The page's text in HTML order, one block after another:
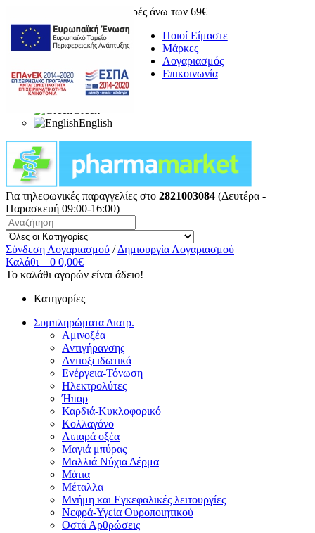
Δωρεάν μεταφορικά για αγορές άνω των 69€
Ποιοί Είμαστε
Μάρκες
Λογαριασμός
Επικοινωνία
Greek
English
Για τηλεφωνικές παραγγελίες στο 2821003084 (Δευτέρα -
Παρασκευή 09:00-16:00)
Σύνδεση Λογαριασμού / Δημιουργία Λογαριασμού
Καλάθι
0 0,00€
Το καλάθι αγορών είναι άδειο!
Κατηγορίες
Συμπληρώματα Διατρ.
Αμινοξέα
Αντιγήρανσης
Αντιοξειδωτικά
Ενέργεια-Τόνωση
Ηλεκτρολύτες
Ήπαρ
Καρδιά-Κυκλοφορικό
Κολλαγόνο
Λιπαρά οξέα
Μαγιά μπύρας
Μαλλιά Νύχια Δέρμα
Μάτια
Μέταλλα
Μνήμη και Εγκεφαλικές λειτουργίες
Νεφρά-Υγεία Ουροποιητικού
Οστά Αρθρώσεις